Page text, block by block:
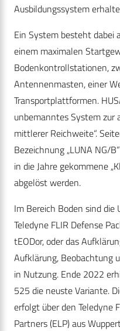
Ausbildungssystem
Ein System besteht dabei
einem maximalen
Bodenkontrollstationen,
Antennenmasten, einer
Transportplattformen.
unbemanntes System zur
mittlerer Reichweite“.
Bezeichnung „LUNA NG/
in die Jahre gekommene
abgelöst werden.
Im Bereich Boden sind die
Teledyne FLIR Defense
tEODor, oder das
Aufklärung, Beobachtung
in Nutzung. Ende 2022
525 die neuste Variante.
erfolgt über den Teledyne
Partners (ELP) aus